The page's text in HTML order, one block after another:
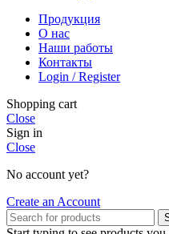
Продукция
О нас
Наши работы
Контакты
Login / Register
Shopping cart
Close
Sign in
Close
No account yet?
Create an Account